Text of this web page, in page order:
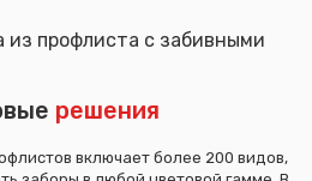
решения
включает более 200 видов,